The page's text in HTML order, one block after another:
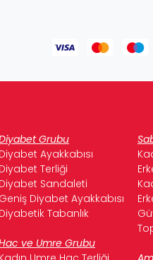
Grubu
Diyabet Ayakkabısı
Diyabet Terliği
Diyabet Sandaleti
Geniş Diyabet Ayakkabısı
Diyabetik Tabanlık
ve Umre Grubu